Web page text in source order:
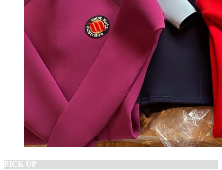
PICK UP